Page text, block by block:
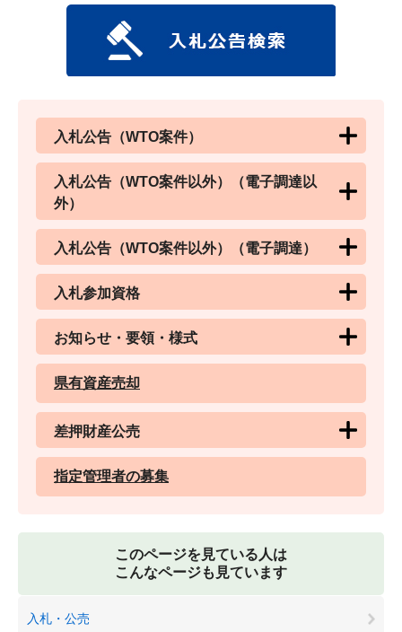
入札公告（WTO案件）
入札公告（WTO案件以外）（電子調達以
外）
入札公告（WTO案件以外）（電子調達）
入札参加資格
お知らせ・要領・様式
県有資産売却
差押財産公売
指定管理者の募集
このページを見ている人は
こんなページも見ています
入札・公売